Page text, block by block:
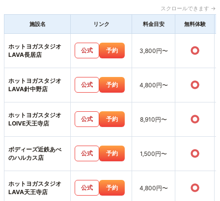
スクロールできます →
施設名 リンク 料金目安 無料体験
ホットヨガスタジオ
LAVA長居店
公式 予約 3,800円〜 ○
ホットヨガスタジオ
LAVA針中野店
公式 予約 4,800円〜 ○
ホットヨガスタジオ
LOIVE天王寺店
公式 予約 8,910円〜 ○
ボディーズ近鉄あべ
のハルカス店
公式 予約 1,500円〜 ○
ホットヨガスタジオ
LAVA天王寺店
公式 予約 4,800円〜 ○